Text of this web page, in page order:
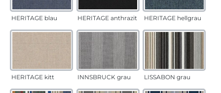
HERITAGE blau HERITAGE anthrazit HERITAGE hellgrau
HERITAGE kitt INNSBRUCK grau LISSABON grau